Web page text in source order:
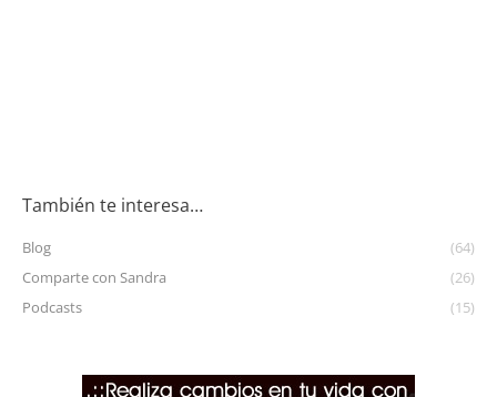
También te interesa…
Blog
(64)
Comparte con Sandra
(26)
Podcasts
(15)